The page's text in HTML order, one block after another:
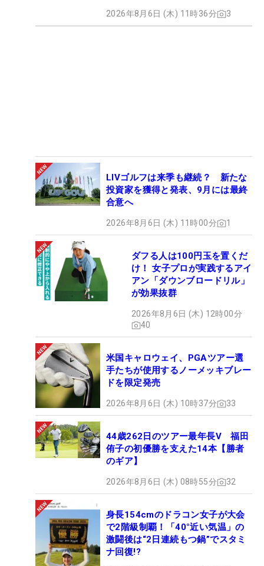
2026年8月6日 (木) 11時36分 3
LIVゴルフは来季も継続？ 新たな
投資家を獲得と発表、9月には最終
合意へ
2026年8月6日 (木) 11時00分 1
ダフる人は100円玉を置くだ
け！ 女子プロが実践するアイ
アン「ダウンブロードリル」
が効果抜群
2026年8月6日 (木) 12時00分
40
米国キャロウェイ、PGAツアー選
手たちが使用するノーメッキブレー
ドを限定発売
2026年8月6日 (木) 10時37分 33
44歳262日のツアー最年長V 福田
侑子の初優勝を支えた14本【勝者
のギア】
2026年8月6日 (木) 08時55分 32
身長154cmのドラコン女子が大会
で2階級制覇！「40°近い気温」の
激闘後は“2日連続もつ鍋”でスタミ
ナ回復!?